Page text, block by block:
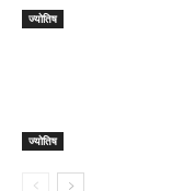
ज्योतिष
ज्योतिष